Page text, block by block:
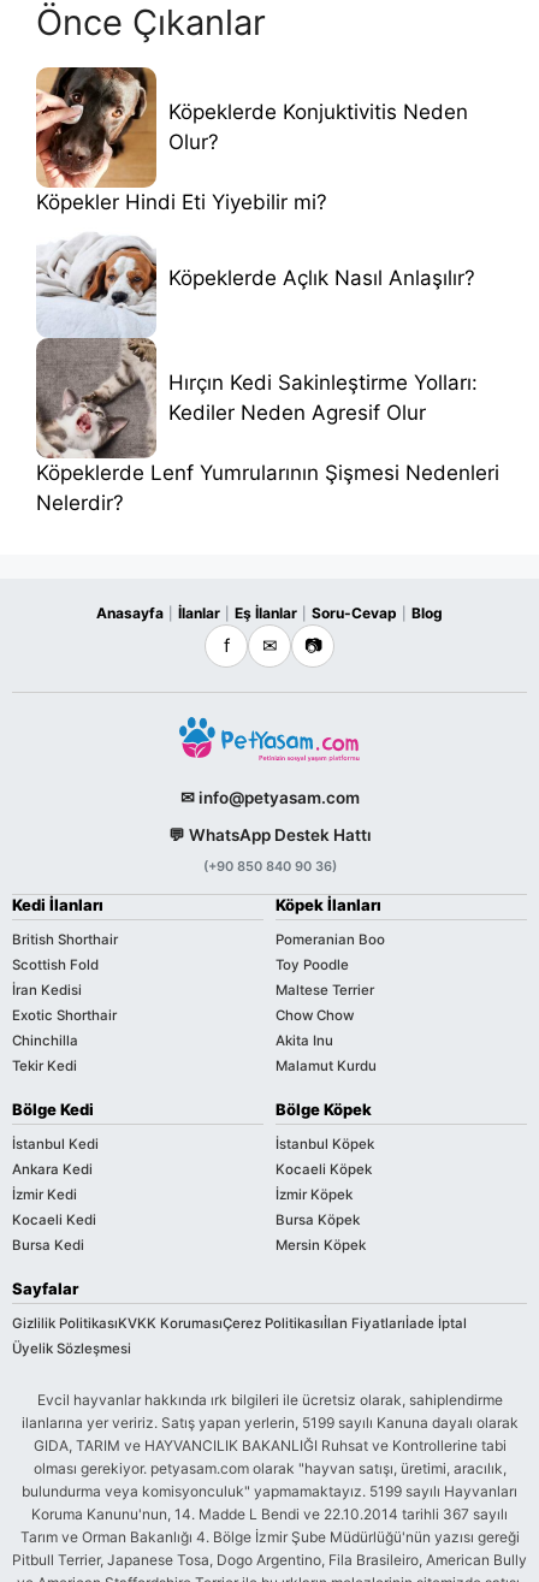
Önce Çıkanlar
Köpeklerde Konjuktivitis Neden
Olur?
Köpekler Hindi Eti Yiyebilir mi?
Köpeklerde Açlık Nasıl Anlaşılır?
Hırçın Kedi Sakinleştirme Yolları:
Kediler Neden Agresif Olur
Köpeklerde Lenf Yumrularının Şişmesi Nedenleri
Nelerdir?
Anasayfa İlanlar Eş İlanlar Soru-Cevap Blog
f ✉ 📷
✉ info@petyasam.com
💬 WhatsApp Destek Hattı
(+90 850 840 90 36)
Kedi İlanları
British Shorthair
Scottish Fold
İran Kedisi
Exotic Shorthair
Chinchilla
Tekir Kedi
Köpek İlanları
Pomeranian Boo
Toy Poodle
Maltese Terrier
Chow Chow
Akita Inu
Malamut Kurdu
Bölge Kedi
İstanbul Kedi
Ankara Kedi
İzmir Kedi
Kocaeli Kedi
Bursa Kedi
Bölge Köpek
İstanbul Köpek
Kocaeli Köpek
İzmir Köpek
Bursa Köpek
Mersin Köpek
Sayfalar
Gizlilik PolitikasıKVKK KorumasıÇerez Politikasıİlan Fiyatlarıİade İptal
Üyelik Sözleşmesi
Evcil hayvanlar hakkında ırk bilgileri ile ücretsiz olarak, sahiplendirme
ilanlarına yer veririz. Satış yapan yerlerin, 5199 sayılı Kanuna dayalı olarak
GIDA, TARIM ve HAYVANCILIK BAKANLIĞI Ruhsat ve Kontrollerine tabi
olması gerekiyor. petyasam.com olarak "hayvan satışı, üretimi, aracılık,
bulundurma veya komisyonculuk" yapmamaktayız. 5199 sayılı Hayvanları
Koruma Kanunu'nun, 14. Madde L Bendi ve 22.10.2014 tarihli 367 sayılı
Tarım ve Orman Bakanlığı 4. Bölge İzmir Şube Müdürlüğü'nün yazısı gereği
Pitbull Terrier, Japanese Tosa, Dogo Argentino, Fila Brasileiro, American Bully